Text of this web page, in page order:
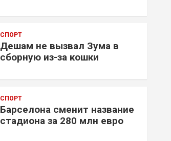
СПОРТ
Дешам не вызвал Зума в
сборную из-за кошки
СПОРТ
Барселона сменит название
стадиона за 280 млн евро